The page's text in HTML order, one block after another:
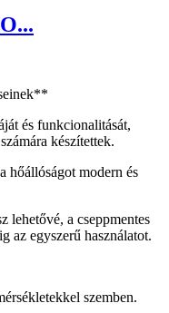
és funkcionalitását,
készítettek.
hőállóságot modern és
lehetővé, a cseppmentes
az egyszerű használatot.
szemben.